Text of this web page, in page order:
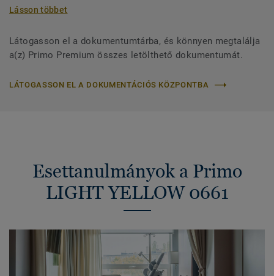
Lásson többet
Látogasson el a dokumentumtárba, és könnyen megtalálja
a(z) Primo Premium összes letölthető dokumentumát.
LÁTOGASSON EL A DOKUMENTÁCIÓS KÖZPONTBA
Esettanulmányok a Primo
LIGHT YELLOW 0661